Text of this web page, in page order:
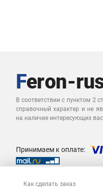
В соответствии с пунктом 2
справочный характер и не
на наличие интересующих
Принимаем к оплате:
Как сделать заказ